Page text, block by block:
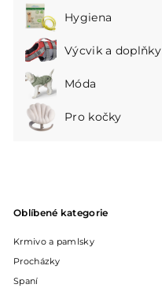
podnabídku
Hygiena
Rozbalte
podnabídku
Výcvik a doplňky
Rozbalte
podnabídku
Móda
Rozbalte
podnabídku
Pro kočky
Rozbalte
Oblíbené kategorie
Krmivo a pamlsky
Procházky
Spaní